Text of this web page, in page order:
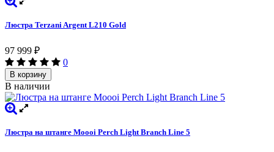
Люстра Terzani Argent L210 Gold
97 999 ₽
0
В корзину
В наличии
Люстра на штанге Moooi Perch Light Branch Line 5